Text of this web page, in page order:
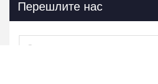
Перешлите нас